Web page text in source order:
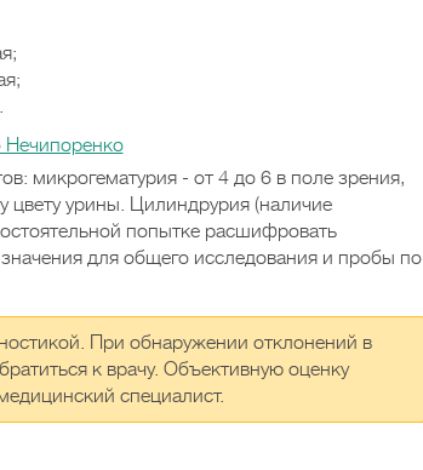
микрогематурия - от 4 до 6 в поле зрения,
цвету урины. Цилиндрурия (наличие
попытке расшифровать
для общего исследования и пробы по
При обнаружении отклонений в
к врачу. Объективную оценку
специалист.